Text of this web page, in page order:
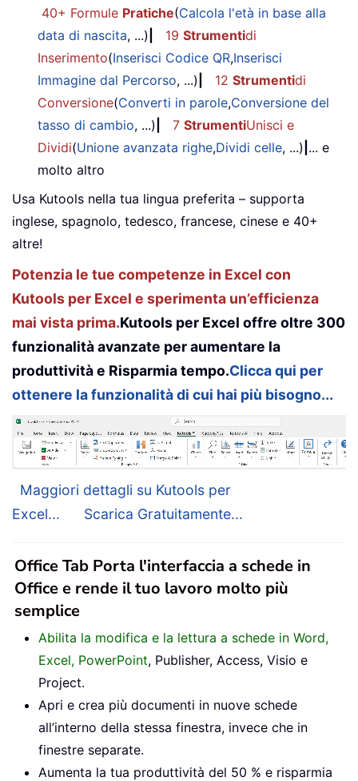
40+ Formule Pratiche(Calcola l'età in base alla
data di nascita, ...) 19 Strumentidi
Inserimento(Inserisci Codice QR,Inserisci
Immagine dal Percorso, ...) 12 Strumentidi
Conversione(Converti in parole,Conversione del
tasso di cambio, ...) 7 StrumentiUnisci e
Dividi(Unione avanzata righe,Dividi celle, ...) ... e
molto altro
Usa Kutools nella tua lingua preferita – supporta
inglese, spagnolo, tedesco, francese, cinese e 40+
altre!
Potenzia le tue competenze in Excel con
Kutools per Excel e sperimenta un’efficienza
mai vista prima.Kutools per Excel offre oltre 300
funzionalità avanzate per aumentare la
produttività e Risparmia tempo.Clicca qui per
ottenere la funzionalità di cui hai più bisogno...
Maggiori dettagli su Kutools per
Excel...
Scarica Gratuitamente...
Office Tab Porta l'interfaccia a schede in
Office e rende il tuo lavoro molto più
semplice
Abilita la modifica e la lettura a schede in Word,
Excel, PowerPoint, Publisher, Access, Visio e
Project.
Apri e crea più documenti in nuove schede
all’interno della stessa finestra, invece che in
finestre separate.
Aumenta la tua produttività del 50 % e risparmia